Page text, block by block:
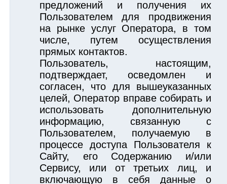
предложений и получения их
Пользователем для продвижения
на рынке услуг Оператора, в том
числе, путем осуществления
прямых контактов.
Пользователь, настоящим,
подтверждает, осведомлен и
согласен, что для вышеуказанных
целей, Оператор вправе собирать и
использовать дополнительную
информацию, связанную с
Пользователем, получаемую в
процессе доступа Пользователя к
Сайту, его Содержанию и/или
Сервису, или от третьих лиц, и
включающую в себя данные о